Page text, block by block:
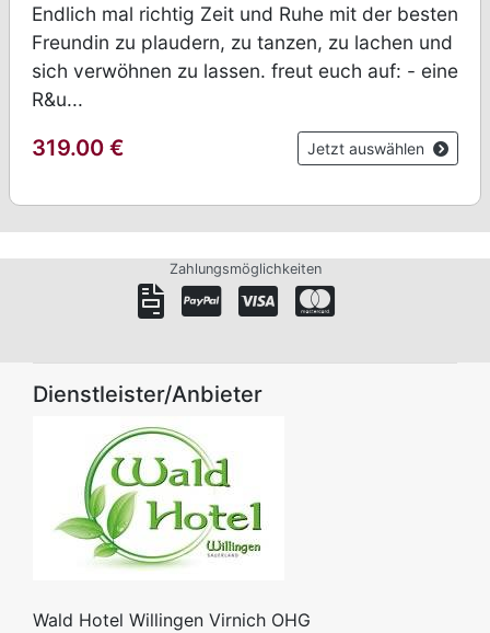
Endlich mal richtig Zeit und Ruhe mit der besten
Freundin zu plaudern, zu tanzen, zu lachen und
sich verwöhnen zu lassen. freut euch auf: - eine
R&u...
319.00 € Jetzt auswählen
Zahlungsmöglichkeiten
Dienstleister/Anbieter
Wald Hotel Willingen Virnich OHG